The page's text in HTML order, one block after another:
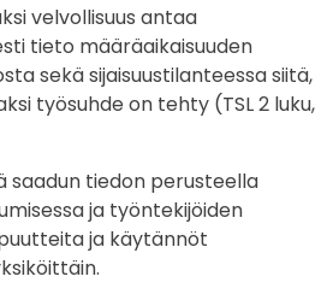
velvollisuus antaa
tieto määräaikaisuuden
sekä sijaisuustilanteessa siitä,
työsuhde on tehty (TSL 2 luku,
saadun tiedon perusteella
ja työntekijöiden
ja käytännöt